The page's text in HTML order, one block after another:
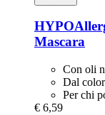
Mascara
Con oli
Dal
Per chi
€ 6,59